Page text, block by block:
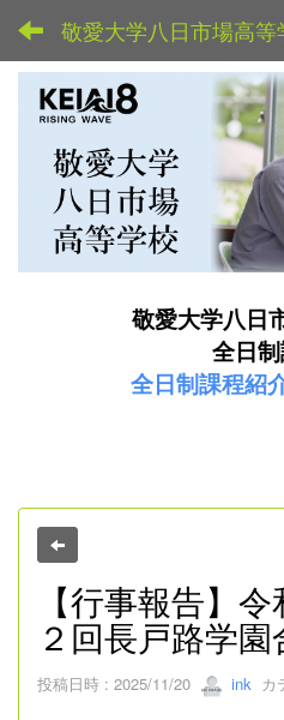
敬愛大学八日市場高等
敬愛大学八日
全日
全日制課程紹
【行事報告】
２回長戸路学
投稿日時 : 2025/11/20 ink カ